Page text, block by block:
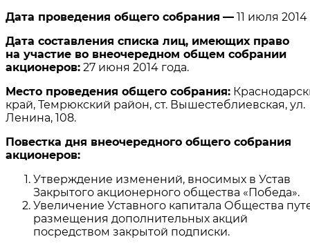
Дата проведения общего собрания — 11 июля 2014
Дата составления списка лиц, имеющих право
на участие во внеочередном общем собрании
акционеров: 27 июня 2014 года.
Место проведения общего собрания:
край, Темрюкский район, ст. Вышестеблиевская, ул.
Ленина, 108.
Повестка дня внеочередного общего собрания
акционеров:
Утверждение изменений, вносимых в Устав
Закрытого акционерного общества «Победа».
Увеличение Уставного капитала Общества
размещения дополнительных акций
посредством закрытой подписки.